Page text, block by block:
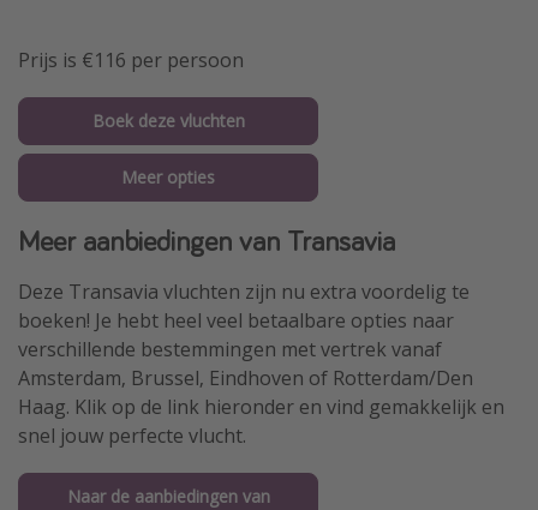
Prijs is €116 per persoon
Boek deze vluchten
Meer opties
Meer aanbiedingen van Transavia
Deze Transavia vluchten zijn nu extra voordelig te
boeken! Je hebt heel veel betaalbare opties naar
verschillende bestemmingen met vertrek vanaf
Amsterdam, Brussel, Eindhoven of Rotterdam/Den
Haag. Klik op de link hieronder en vind gemakkelijk en
snel jouw perfecte vlucht.
Naar de aanbiedingen van